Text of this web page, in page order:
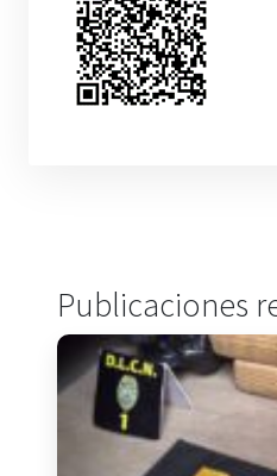
Publicaciones